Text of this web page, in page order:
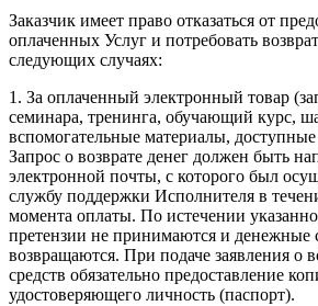
Заказчик имеет право отказаться от
оплаченных Услуг и потребовать
следующих случаях:
1. За оплаченный электронный товар
семинара, тренинга, обучающий курс,
вспомогательные материалы, доступные
Запрос о возврате денег должен быть
электронной почты, с которого был
службу поддержки Исполнителя в
момента оплаты. По истечении
претензии не принимаются и денежные
возвращаются. При подаче заявления о
средств обязательно предоставление
удостоверяющего личность (паспорт).